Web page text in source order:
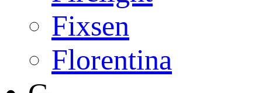
Fixsen
Florentina